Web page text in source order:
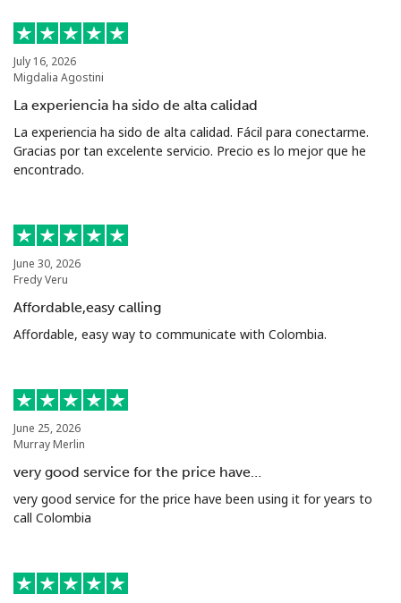
Una letra mayúscula y una minúscula
Un caracter especial
ofertas.
Al abrir una cuenta en este sitio web, estoy de acuerdo con
estos
Únete
Inicia sesión o REGÍSTRATE →
July 16, 2026
Migdalia Agostini
La experiencia ha sido de alta calidad
La experiencia ha sido de alta calidad. Fácil para conectarme.
Gracias por tan excelente servicio. Precio es lo mejor que he
encontrado.
June 30, 2026
Fredy Veru
Affordable,easy calling
Affordable, easy way to communicate with Colombia.
June 25, 2026
Murray Merlin
very good service for the price have…
very good service for the price have been using it for years to
call Colombia